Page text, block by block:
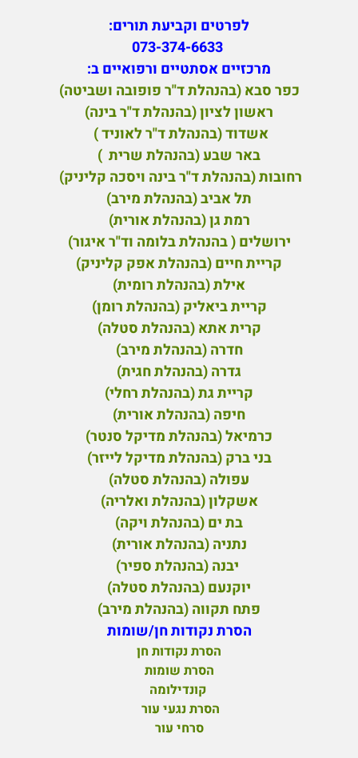
לפרטים וקביעת תורים:
מרכזיים אסתטיים ורפואיים ב:
כפר סבא (בהנהלת ד"ר פופובה ושביטה)
ראשון לציון (בהנהלת ד"ר בינה)
אשדוד (בהנהלת ד"ר לאוניד )
באר שבע (בהנהלת שרית )
רחובות (בהנהלת ד"ר בינה ויסכה קליניק)
תל אביב (בהנהלת מירב)
רמת גן (בהנהלת אורית)
ירושלים ( בהנהלת בלומה וד"ר איגור)
קריית חיים (בהנהלת אפק קליניק)
אילת (בהנהלת רומית)
קריית ביאליק (בהנהלת רומן)
קרית אתא (בהנהלת סטלה)
חדרה (בהנהלת מירב)
גדרה (בהנהלת חגית)
קריית גת (בהנהלת רחלי)
חיפה (בהנהלת אורית)
כרמיאל (בהנהלת מדיקל סנטר)
בני ברק (בהנהלת מדיקל לייזר)
עפולה (בהנהלת סטלה)
אשקלון (בהנהלת ואלריה)
בת ים (בהנהלת ויקה)
נתניה (בהנהלת אורית)
יבנה (בהנהלת ספיר)
יוקנעם (בהנהלת סטלה)
פתח תקווה (בהנהלת מירב)
הסרת נקודות חן/שומות
הסרת נקודות חן
הסרת שומות
קונדילומה
הסרת נגעי עור
סרחי עור